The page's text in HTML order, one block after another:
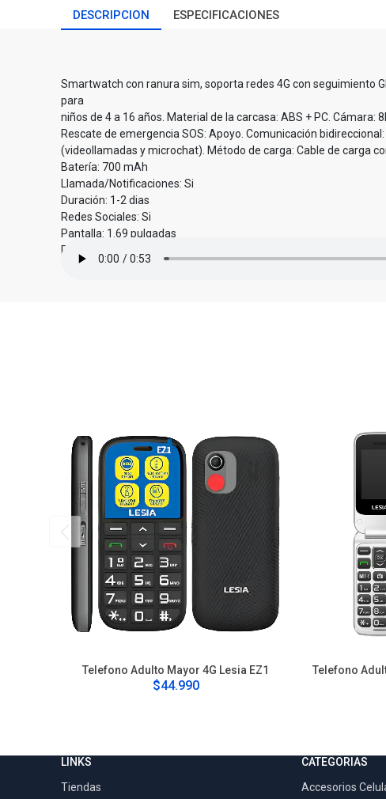
DESCRIPCION ESPECIFICACIONES
Smartwatch con ranura sim, soporta redes 4G con seguimiento
para
niños de 4 a 16 años. Material de la carcasa: ABS + PC. Cámara:
Rescate de emergencia SOS: Apoyo. Comunicación
(videollamadas y microchat). Método de carga: Cable de carga
Batería: 700 mAh
Llamada/Notificaciones: Si
Duración: 1-2 dias
Redes Sociales: Si
Pantalla: 1.69 pulgadas
Resistente al agua: Si (IP65)
Telefono Adulto Mayor 4G Lesia EZ1
$44.990
Telefono
LINKS
Tiendas
CATEGORIAS
Accesorios